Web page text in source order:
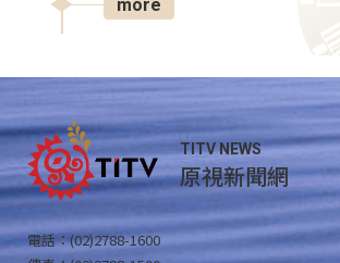
more
TITV NEWS
原視新聞網
電話：(02)2788-1600